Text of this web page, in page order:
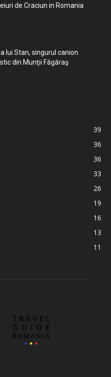
de Craciun in Romania
lui Stan, singurul canion
din Munţii Făgăraş
39
36
36
33
26
19
16
13
11